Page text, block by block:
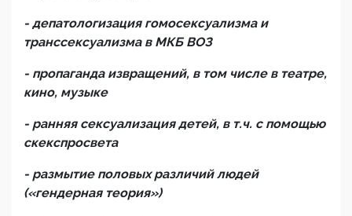
- депатологизация гомосексуализма и
транссексуализма в МКБ ВОЗ
- пропаганда извращений, в том числе в театре,
кино, музыке
- ранняя сексуализация детей, в т.ч. с помощью
скекспросвета
- размытие половых различий людей
(«гендерная теория»)